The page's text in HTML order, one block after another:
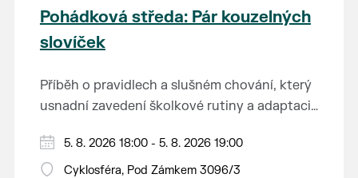
Pohádková středa: Pár kouzelných
slovíček
Příběh o pravidlech a slušném chování, který
usnadní zavedení školkové rutiny a adaptaci
Hraje se jen za příznivého počasí.
Vstupné dobrovolné.
5. 8. 2026 18:00 - 5. 8. 2026 19:00
Cyklosféra, Pod Zámkem 3096/3